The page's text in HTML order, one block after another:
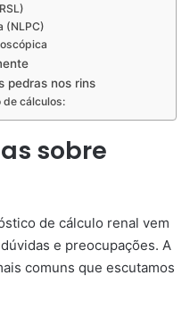
(NLPC)
pedras nos rins
de cálculos:
sobre
de cálculo renal vem
e preocupações. A
comuns que escutamos